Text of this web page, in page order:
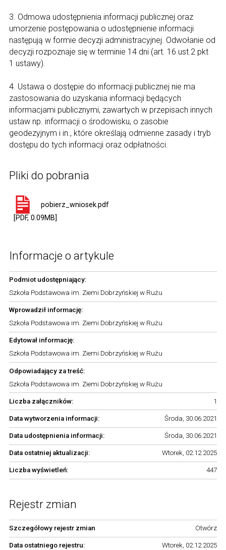
3. Odmowa udostępnienia informacji publicznej oraz
umorzenie postępowania o udostępnienie informacji
następują w formie decyzji administracyjnej. Odwołanie od
decyzji rozpoznaje się w terminie 14 dni (art. 16 ust.2 pkt
1 ustawy).
4. Ustawa o dostępie do informacji publicznej nie ma
zastosowania do uzyskania informacji będących
informacjami publicznymi, zawartych w przepisach innych
ustaw np. informacji o środowisku, o zasobie
geodezyjnym i in., które określają odmienne zasady i tryb
dostępu do tych informacji oraz odpłatności.
Pliki do pobrania
pobierz_wniosek.pdf
[PDF, 0.09MB]
Informacje o artykule
Podmiot udostępniający:
Szkoła Podstawowa im. Ziemi Dobrzyńskiej w Rużu
Wprowadził informację:
Szkoła Podstawowa im. Ziemi Dobrzyńskiej w Rużu
Edytował informację:
Szkoła Podstawowa im. Ziemi Dobrzyńskiej w Rużu
Odpowiadający za treść:
Szkoła Podstawowa im. Ziemi Dobrzyńskiej w Rużu
Liczba załączników: 1
Data wytworzenia informacji: Środa, 30.06.2021
Data udostępnienia informacji: Środa, 30.06.2021
Data ostatniej aktualizacji: Wtorek, 02.12.2025
Liczba wyświetleń: 447
Rejestr zmian
Szczegółowy rejestr zmian Otwórz
Data ostatniego rejestru: Wtorek, 02.12.2025